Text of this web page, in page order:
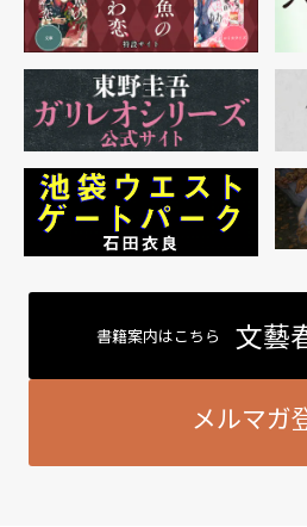
書籍案内はこちら 文藝
メルマガ